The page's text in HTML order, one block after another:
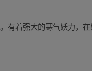
有着强大的寒气妖力，